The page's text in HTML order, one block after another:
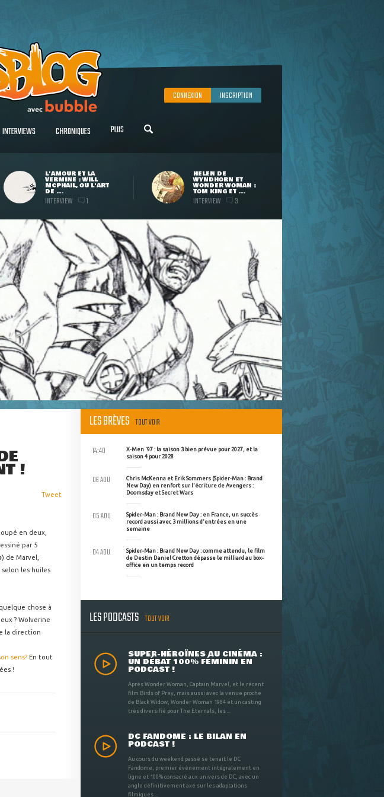
CONNEXION INSCRIPTION
INTERVIEWS CHRONIQUES PLUS
L'AMOUR ET LA
VERMINE : WILL
MCPHAIL, OU L'ART
DE ...
INTERVIEW 1
HELEN DE
WYNDHORN ET
WONDER WOMAN :
TOM KING ET ...
INTERVIEW 3
!
Tweet
en deux,
par 5
) de Marvel,
selon les huiles
chose à
? Wolverine
la direction
sens? En tout
!
LES BRÈVES TOUT VOIR
X-Men '97 : la saison 3 bien prévue pour 2027, et la
saison 4 pour 2028
14:40
Chris McKenna et Erik Sommers (Spider-Man : Brand
New Day) en renfort sur l'écriture de Avengers :
Doomsday et Secret Wars
06 AOU
Spider-Man : Brand New Day : en France, un succès
record aussi avec 3 millions d'entrées en une
semaine
05 AOU
Spider-Man : Brand New Day : comme attendu, le film
de Destin Daniel Cretton dépasse le milliard au box-
office en un temps record
04 AOU
LES PODCASTS TOUT VOIR
SUPER-HÉROÏNES AU CINÉMA :
UN DÉBAT 100% FÉMININ EN
PODCAST !
Après Wonder Woman, Captain Marvel, et le récent
film Birds of Prey, mais aussi avec la venue proche
de Black Widow, Wonder Woman 1984 et un casting
très diversifié pour The Eternals, les ...
DC FANDOME : LE BILAN EN
PODCAST !
Au cours du weekend passé se tenait le DC
Fandome, premier évènement intégralement en
ligne et 100% consacré aux univers de DC, avec un
angle définitivement axé sur les adaptations
filmiques ...